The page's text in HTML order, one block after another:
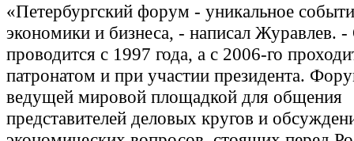
«Петербургский форум - уникальное
экономики и бизнеса, - написал Журавлев.
проводится с 1997 года, а с 2006-го
патронатом и при участии президента.
ведущей мировой площадкой для общения
представителей деловых кругов и